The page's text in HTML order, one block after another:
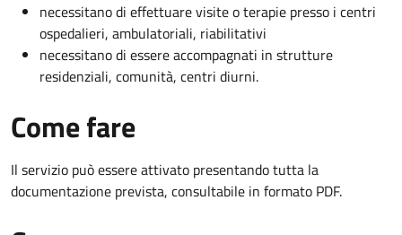
necessitano di effettuare visite o terapie presso i centri
ospedalieri, ambulatoriali, riabilitativi
necessitano di essere accompagnati in strutture
residenziali, comunità, centri diurni.
Come fare
Il servizio può essere attivato presentando tutta la
documentazione prevista, consultabile in formato PDF.